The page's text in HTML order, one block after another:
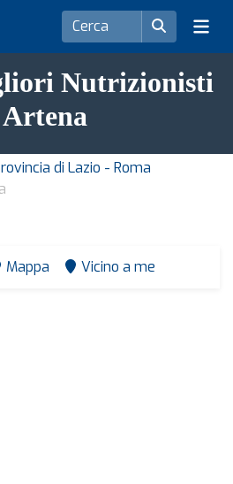
Nutrizionisti
Artena
di Lazio - Roma
Mappa Vicino a me